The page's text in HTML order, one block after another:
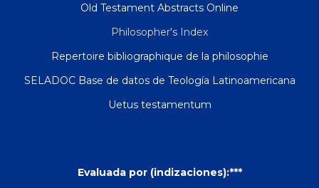
Old Testament Abstracts Online
Philosopher's Index
Repertoire bibliographique de la philosophie
SELADOC Base de datos de Teología Latinoamericana
Uetus testamentum
Evaluada por (indizaciones):***